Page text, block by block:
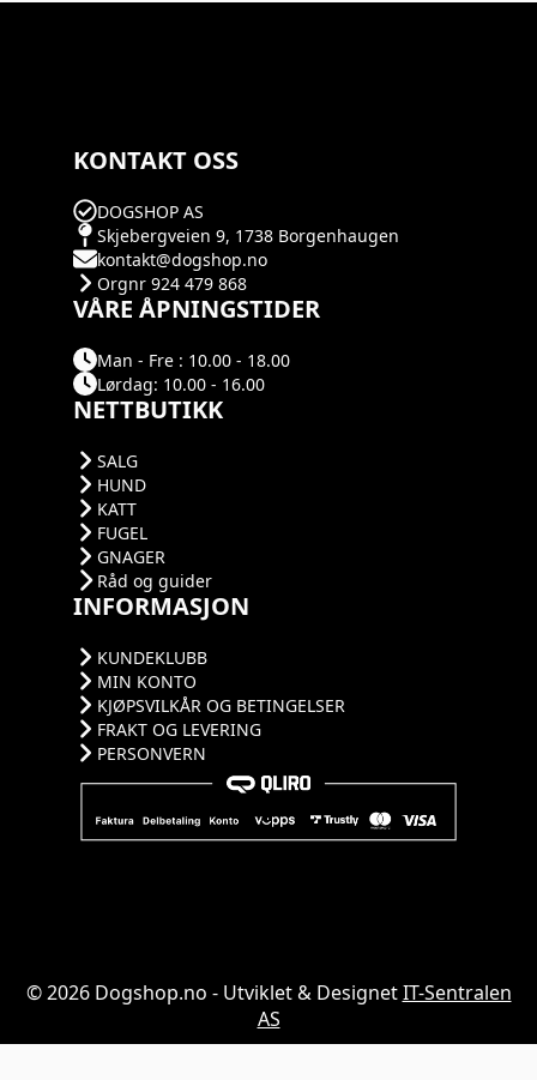
KONTAKT OSS
DOGSHOP AS
Skjebergveien 9, 1738 Borgenhaugen
kontakt@dogshop.no
Orgnr 924 479 868
VÅRE ÅPNINGSTIDER
Man - Fre : 10.00 - 18.00
Lørdag: 10.00 - 16.00
NETTBUTIKK
SALG
HUND
KATT
FUGEL
GNAGER
Råd og guider
INFORMASJON
KUNDEKLUBB
MIN KONTO
KJØPSVILKÅR OG BETINGELSER
FRAKT OG LEVERING
PERSONVERN
© 2026 Dogshop.no - Utviklet & DesignetIT-Sentralen
AS